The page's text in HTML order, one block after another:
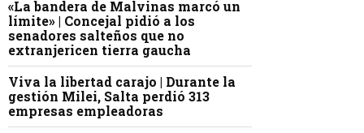
«La bandera de Malvinas marcó un
límite» | Concejal pidió a los
senadores salteños que no
extranjericen tierra gaucha
Viva la libertad carajo | Durante la
gestión Milei, Salta perdió 313
empresas empleadoras